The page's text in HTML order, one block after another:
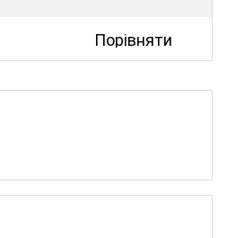
Порівняти